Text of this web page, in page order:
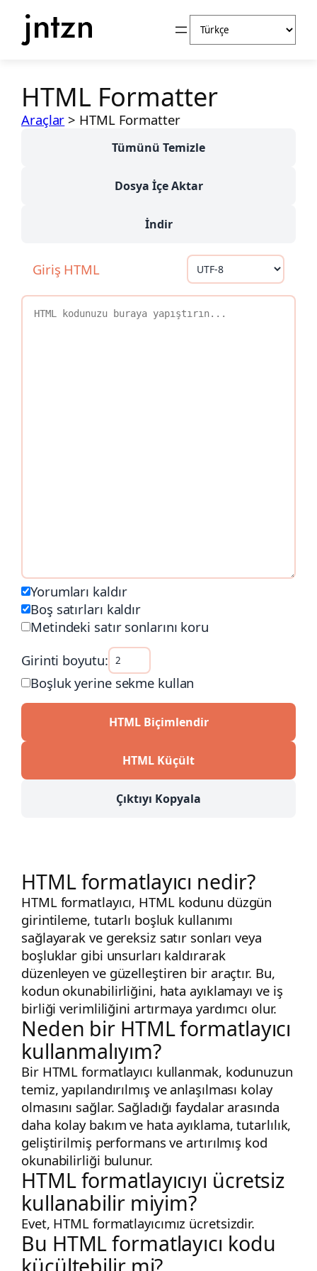
Seç
HTML Formatter
Araçlar > HTML Formatter
Tümünü Temizle
Dosya İçe Aktar
İndir
Giriş HTML
Yorumları kaldır
Boş satırları kaldır
Metindeki satır sonlarını koru
Girinti boyutu:
Boşluk yerine sekme kullan
HTML Biçimlendir
HTML Küçült
Çıktıyı Kopyala
HTML formatlayıcı nedir?
HTML formatlayıcı, HTML kodunu düzgün
girintileme, tutarlı boşluk kullanımı
sağlayarak ve gereksiz satır sonları veya
boşluklar gibi unsurları kaldırarak
düzenleyen ve güzelleştiren bir araçtır. Bu,
kodun okunabilirliğini, hata ayıklamayı ve iş
birliği verimliliğini artırmaya yardımcı olur.
Neden bir HTML formatlayıcı
kullanmalıyım?
Bir HTML formatlayıcı kullanmak, kodunuzun
temiz, yapılandırılmış ve anlaşılması kolay
olmasını sağlar. Sağladığı faydalar arasında
daha kolay bakım ve hata ayıklama, tutarlılık,
geliştirilmiş performans ve artırılmış kod
okunabilirliği bulunur.
HTML formatlayıcıyı ücretsiz
kullanabilir miyim?
Evet, HTML formatlayıcımız ücretsizdir.
Bu HTML formatlayıcı kodu